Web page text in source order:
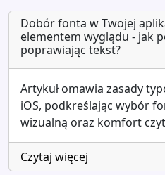
Dobór fonta w Twojej
elementem wyglądu - jak
poprawiając tekst?
Artykuł omawia zasady
iOS, podkreślając wybór
wizualną oraz komfort
Czytaj więcej